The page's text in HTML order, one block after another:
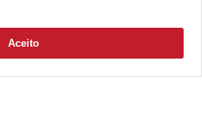
Contato
549, Salas 1, 2 e 3 -
SC
CRECI 008060/O - Todos os direitos
0001-37
Aceito